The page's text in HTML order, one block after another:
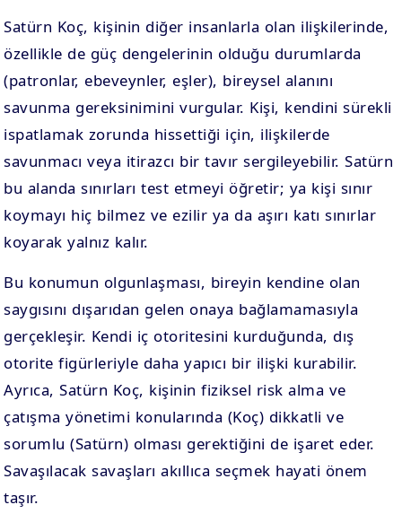
Satürn Koç, kişinin diğer insanlarla olan ilişkilerinde,
özellikle de güç dengelerinin olduğu durumlarda
(patronlar, ebeveynler, eşler), bireysel alanını
savunma gereksinimini vurgular. Kişi, kendini sürekli
ispatlamak zorunda hissettiği için, ilişkilerde
savunmacı veya itirazcı bir tavır sergileyebilir. Satürn
bu alanda sınırları test etmeyi öğretir; ya kişi sınır
koymayı hiç bilmez ve ezilir ya da aşırı katı sınırlar
koyarak yalnız kalır.
Bu konumun olgunlaşması, bireyin kendine olan
saygısını dışarıdan gelen onaya bağlamamasıyla
gerçekleşir. Kendi iç otoritesini kurduğunda, dış
otorite figürleriyle daha yapıcı bir ilişki kurabilir.
Ayrıca, Satürn Koç, kişinin fiziksel risk alma ve
çatışma yönetimi konularında (Koç) dikkatli ve
sorumlu (Satürn) olması gerektiğini de işaret eder.
Savaşılacak savaşları akıllıca seçmek hayati önem
taşır.